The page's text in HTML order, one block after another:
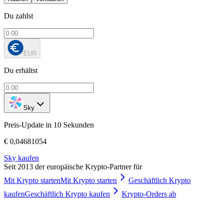
Du zahlst
EUR
Du erhältst
Sky
Preis-Update in 10 Sekunden
€ 0,04681054
Sky kaufen
Seit 2013 der europäische Krypto-Partner für
Mit Krypto startenMit Krypto starten
Geschäftlich Krypto
kaufenGeschäftlich Krypto kaufen
Krypto-Orders ab